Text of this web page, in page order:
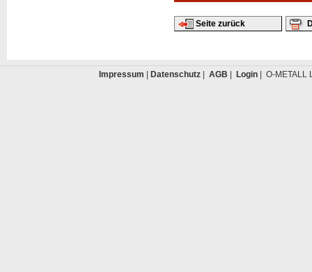
Seite zurück
Impressum Datenschutz| AGB Login| O-METALL